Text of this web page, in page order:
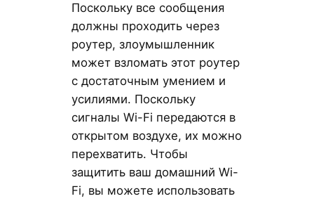
Поскольку все сообщения
должны проходить через
роутер, злоумышленник
может взломать этот роутер
с достаточным умением и
усилиями. Поскольку
сигналы Wi-Fi передаются в
открытом воздухе, их можно
перехватить. Чтобы
защитить ваш домашний Wi-
Fi, вы можете использовать